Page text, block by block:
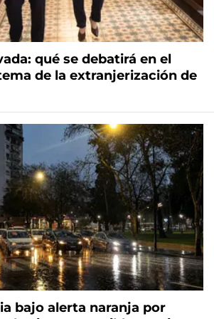
qué se debatirá en el
de la extranjerización de
bajo alerta naranja por